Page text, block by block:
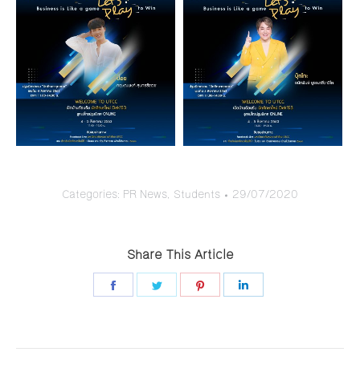
Categories: PR News, Students 29/07/2020
Share This Article
Share
Share
Share